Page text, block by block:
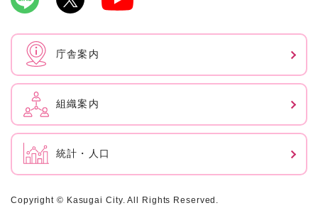
庁舎案内
組織案内
統計・人口
Copyright © Kasugai City. All Rights Reserved.